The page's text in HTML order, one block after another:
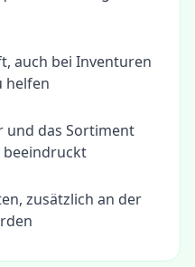
auch bei Inventuren
helfen
und das Sortiment
beeindruckt
zusätzlich an der